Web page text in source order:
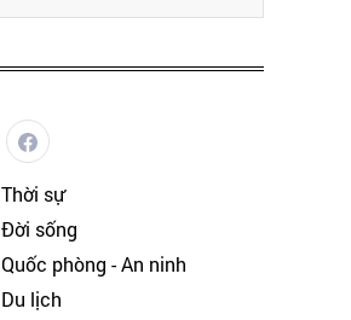
Thời sự
Đời sống
Quốc phòng - An ninh
Du lịch